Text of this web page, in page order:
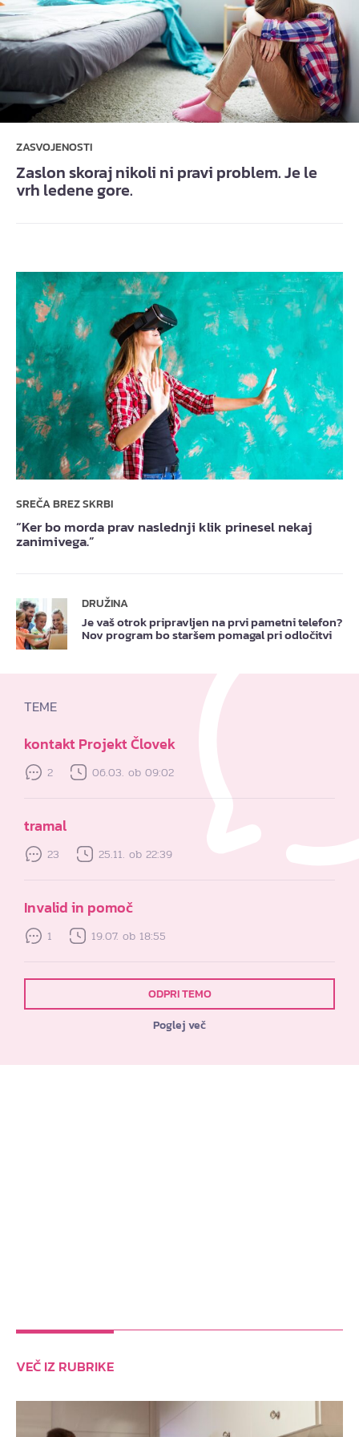
ZASVOJENOSTI
Zaslon skoraj nikoli ni pravi problem. Je le
vrh ledene gore.
SREČA BREZ SKRBI
“Ker bo morda prav naslednji klik prinesel nekaj
zanimivega.”
DRUŽINA
Je vaš otrok pripravljen na prvi pametni telefon?
Nov program bo staršem pomagal pri odločitvi
TEME
kontakt Projekt Človek
2 06.03. ob 09:02
tramal
23 25.11. ob 22:39
Invalid in pomoč
1 19.07. ob 18:55
ODPRI TEMO
Poglej več
VEČ IZ RUBRIKE